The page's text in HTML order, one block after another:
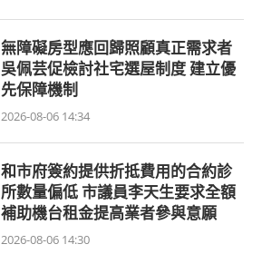
無障礙房型應回歸照顧真正需求者
吳佩芸促檢討社宅選屋制度 建立優
先保障機制
2026-08-06 14:34
和市府簽約提供折抵費用的合約診
所數量偏低 市議員李天生要求全額
補助機台租金提高業者參與意願
2026-08-06 14:30